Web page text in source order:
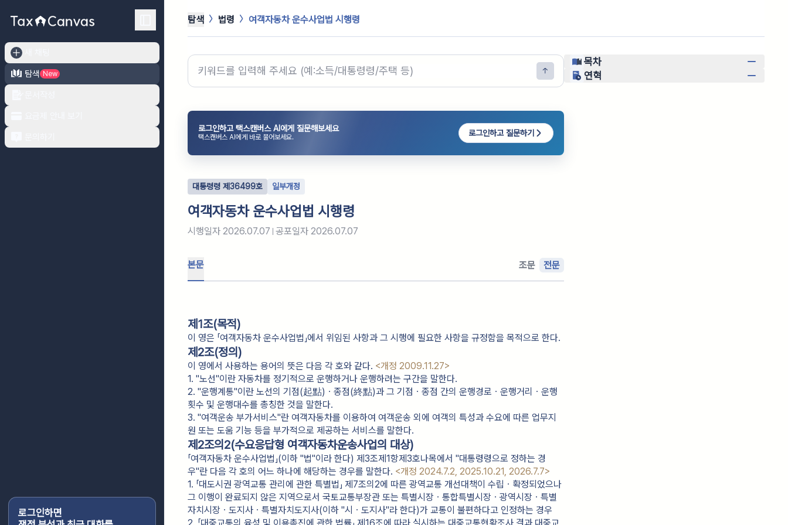
탐색
New
로그인하면
탐색 법령 여객자동차 운수사업법 시행령
로그인하고 택스캔버스 AI에게 질문해보세요
택스캔버스 AI에게 바로 물어보세요. 로그인하고 질문하기
대통령령 제 36499호 일부개정
여객자동차 운수사업법 시행령
시행일자 2026.07.07 공포일자 2026.07.07
본문 조문 전문
제1조(목적)
이 영은 「여객자동차 운수사업법」에서 위임된 사항과 그 시행에 필요한 사항을 규정함을 목적으로 한다.
제2조(정의)
이 영에서 사용하는 용어의 뜻은 다음 각 호와 같다. <개정 2009.11.27>
1. "노선"이란 자동차를 정기적으로 운행하거나 운행하려는 구간을 말한다.
2. "운행계통"이란 노선의 기점(起點)ㆍ종점(終點)과 그 기점ㆍ종점 간의 운행경로ㆍ운행거리ㆍ운행
횟수 및 운행대수를 총칭한 것을 말한다.
3. "여객운송 부가서비스"란 여객자동차를 이용하여 여객운송 외에 여객의 특성과 수요에 따른 업무지
원 또는 도움 기능 등을 부가적으로 제공하는 서비스를 말한다.
제2조의2(수요응답형 여객자동차운송사업의 대상)
「여객자동차 운수사업법」(이하 "법"이라 한다) 제3조제1항제3호나목에서 "대통령령으로 정하는 경
우"란 다음 각 호의 어느 하나에 해당하는 경우를 말한다. <개정 2024.7.2, 2025.10.21, 2026.7.7>
1. 「대도시권 광역교통 관리에 관한 특별법」 제7조의2에 따른 광역교통 개선대책이 수립ㆍ확정되었으나
그 이행이 완료되지 않은 지역으로서 국토교통부장관 또는 특별시장ㆍ통합특별시장ㆍ광역시장ㆍ특별
자치시장ㆍ도지사ㆍ특별자치도지사(이하 "시ㆍ도지사"라 한다)가 교통이 불편하다고 인정하는 경우
목차
연혁